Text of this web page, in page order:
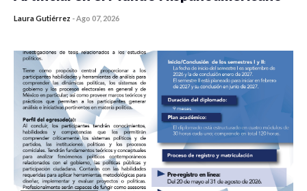
Laura Gutiérrez -Ago 07, 2026